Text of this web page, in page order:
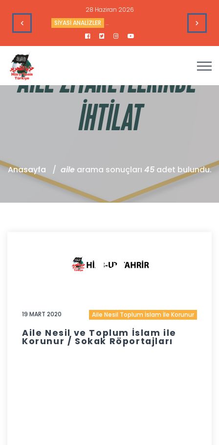
28 Haziran 2026
Çıkarlarına Hizmet Ediyor
SİYASİ ANALİZLER Sudan’daki Durum ve Amerika’nın
Anasayfa aile arama sonuçları 45adet bulundu.
19 MART 2020 Aile Nesil Toplum İslam İle Korunur
Aile Nesil ve Toplum İslam ile
Korunur / Sokak Röportajları